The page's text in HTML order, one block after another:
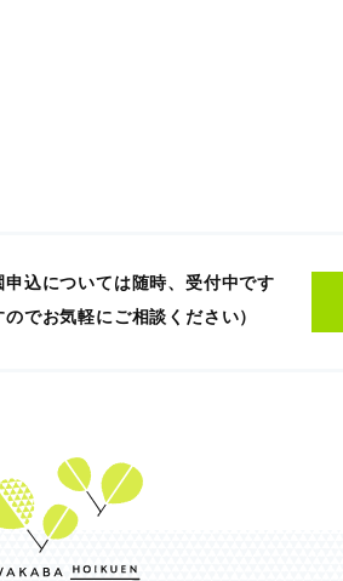
込については随時、受付中です
のでお気軽にご相談ください）